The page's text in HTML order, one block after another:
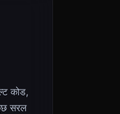
कोड,
सरल